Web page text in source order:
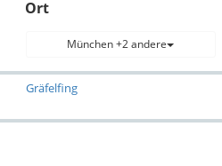
Ort
München +2 andere
Gräfelfing